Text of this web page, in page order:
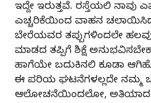
ಇದ್ದೇ ಇರುತ್ತವೆ. ರಸ್ತೆಯಲಿ ನಾವು
ಎಚ್ಚರಿಕೆಯಿಂದ ವಾಹನ
ಬೇರೆಯವರ ತಪ್ಪುಗಳಿಂದಲೇ
ಮಾಡದ ತಪ್ಪಿಗೆ ಶಿಕ್ಷೆ
ಹಾಗೆಯೇ ಬದುಕಿನಲಿ ಕೂಡಾ
ಈ ಪರಿಯ ಘಟನೆಗಳಲ್ಲದೇ ನಮ್ಮ
ಆಲೋಚನೆಯಿಂದಲೋ, ಅತಿಯಾದ